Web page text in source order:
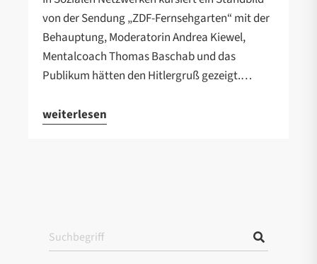
von der Sendung „ZDF-Fernsehgarten“ mit der
Behauptung, Moderatorin Andrea Kiewel,
Mentalcoach Thomas Baschab und das
Publikum hätten den Hitlergruß gezeigt.…
weiterlesen